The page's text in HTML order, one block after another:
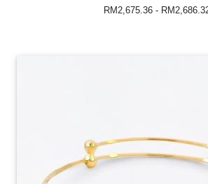
RM2,675.36 -